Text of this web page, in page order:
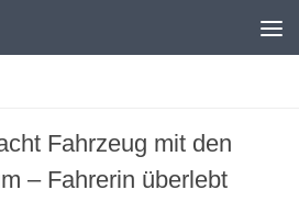
Fahrzeug mit den
– Fahrerin überlebt